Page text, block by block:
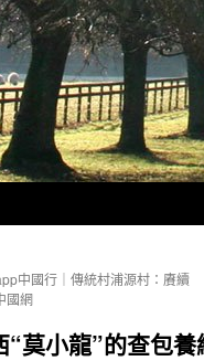
中國行｜傳統村浦源村：賡續
國網
“莫小龍”的查包